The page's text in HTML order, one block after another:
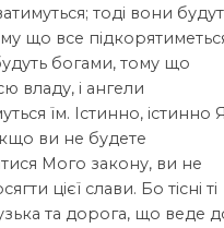
тоді вони
що все
богами, тому що
владу, і ангели
їм. Істинно, істинно Я
ви не будете
Мого закону, ви не
цієї слави. Бо тісні ті
та дорога, що веде